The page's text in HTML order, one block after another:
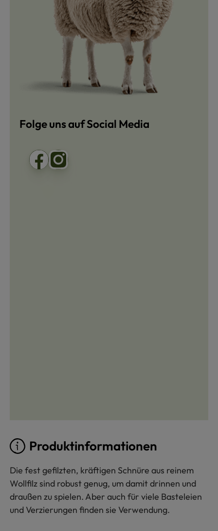
Folge uns auf Social Media
Produktinformationen
Die fest gefilzten, kräftigen Schnüre aus reinem
Wollfilz sind robust genug, um damit drinnen und
draußen zu spielen. Aber auch für viele Basteleien
und Verzierungen finden sie Verwendung.